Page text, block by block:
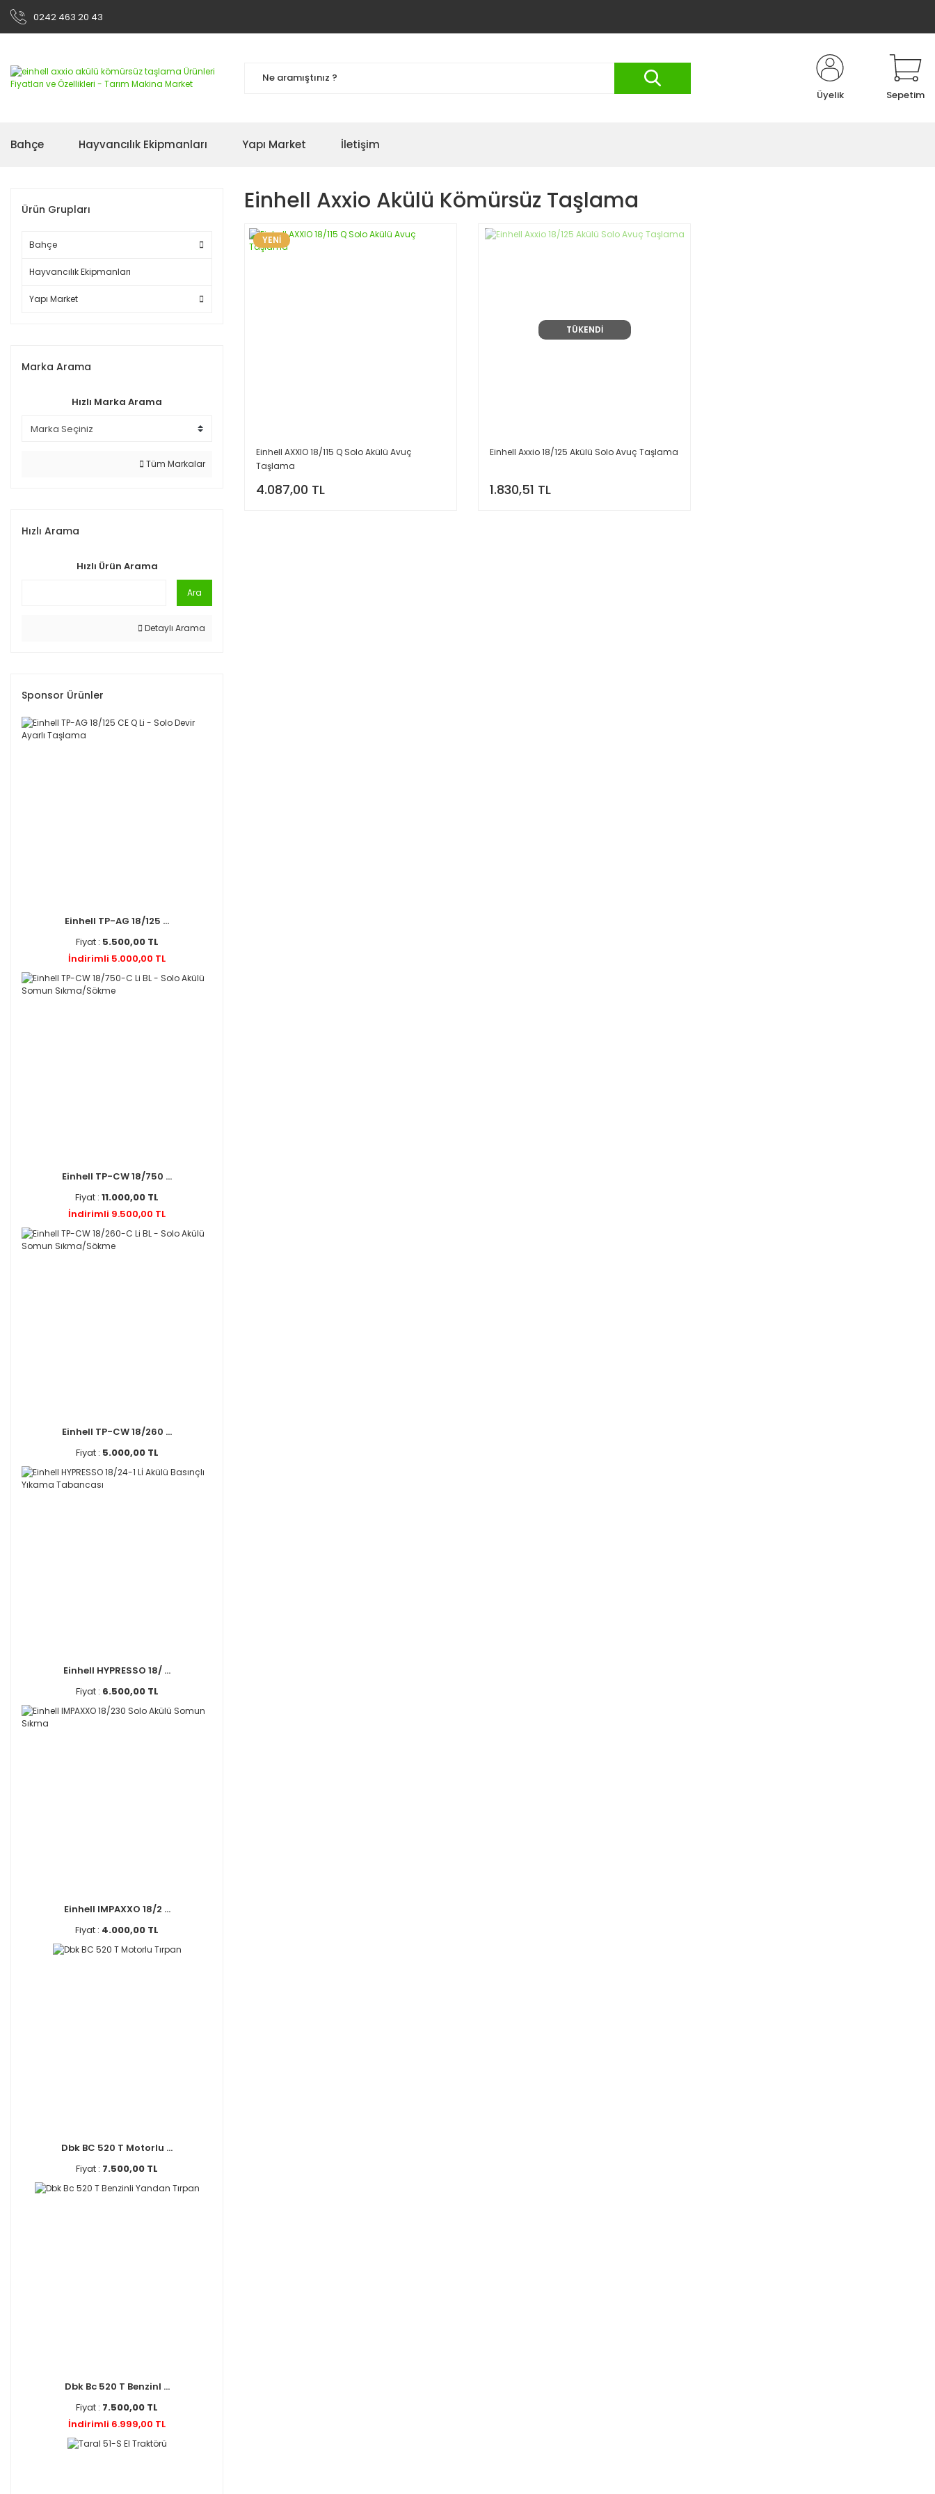
0242 463 20 43
Üyelik Sepetim
Bahçe Hayvancılık Ekipmanları Yapı Market İletişim
Ürün Grupları
Bahçe
Hayvancılık Ekipmanları
Yapı Market
Marka Arama
Hızlı Marka Arama
Tüm Markalar
Hızlı Arama
Hızlı Ürün Arama
Ara
Detaylı Arama
Sponsor Ürünler
Einhell TP-AG 18/125 ...
Fiyat : 5.500,00 TL
İndirimli 5.000,00 TL
Einhell TP-CW 18/750 ...
Fiyat : 11.000,00 TL
İndirimli 9.500,00 TL
Einhell TP-CW 18/260 ...
Fiyat : 5.000,00 TL
Einhell HYPRESSO 18/ ...
Fiyat : 6.500,00 TL
Einhell IMPAXXO 18/2 ...
Fiyat : 4.000,00 TL
Dbk BC 520 T Motorlu ...
Fiyat : 7.500,00 TL
Dbk Bc 520 T Benzinl ...
Fiyat : 7.500,00 TL
İndirimli 6.999,00 TL
Einhell Axxio Akülü Kömürsüz Taşlama
YENİ
Einhell AXXIO 18/115 Q Solo Akülü Avuç
Taşlama
4.087,00 TL
TÜKENDİ
Einhell Axxio 18/125 Akülü Solo Avuç Taşlama
1.830,51 TL